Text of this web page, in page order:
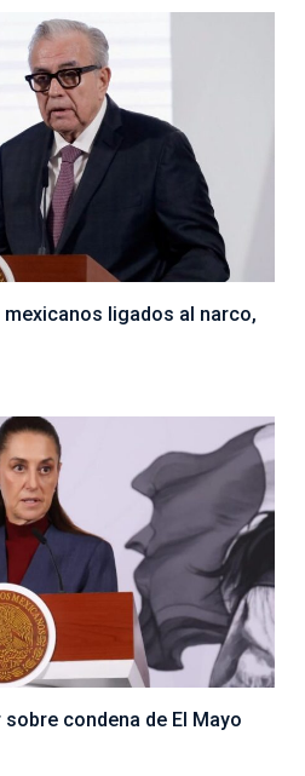
ligados al narco,
condena de El Mayo